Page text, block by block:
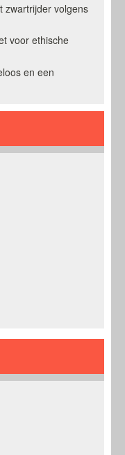
zwartrijder volgens
voor ethische
en een